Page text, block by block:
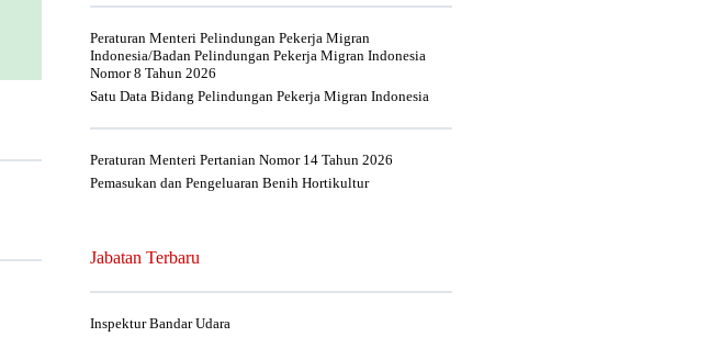
Peraturan Menteri Pelindungan Pekerja Migran
Indonesia/Badan Pelindungan Pekerja Migran Indonesia
Nomor 8 Tahun 2026
Satu Data Bidang Pelindungan Pekerja Migran Indonesia
Peraturan Menteri Pertanian Nomor 14 Tahun 2026
Pemasukan dan Pengeluaran Benih Hortikultur
Jabatan Terbaru
Inspektur Bandar Udara